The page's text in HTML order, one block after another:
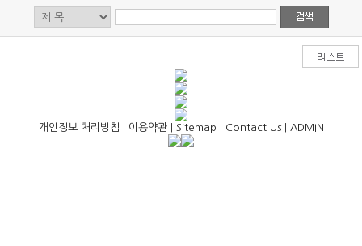
개인정보 처리방침 이용약관| Sitemap Contact Us| ADMIN